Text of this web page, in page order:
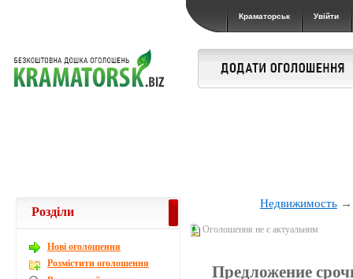
Краматорськ Увійти
Недвижимость
Оголошення не є актуальним
Предложение
Розділи
Новi оголошення
Розмістити оголошення